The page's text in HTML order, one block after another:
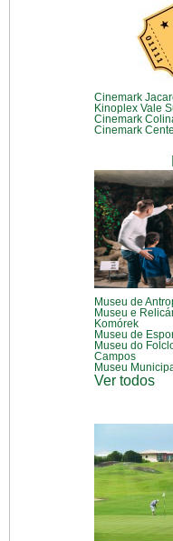
Cinemark
Kinoplex Vale
Cinemark
Cinemark
Museu de
Museu e
Komórek
Museu de
Museu do
Campos
Museu
Ver todos